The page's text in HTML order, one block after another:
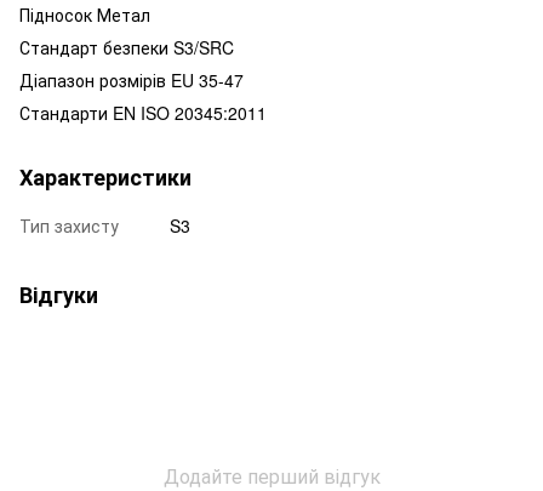
Підносок Метал
Стандарт безпеки S3/SRC
Діапазон розмірів EU 35-47
Стандарти EN ISO 20345:2011
Характеристики
Тип захисту S3
Відгуки
Додайте перший відгук